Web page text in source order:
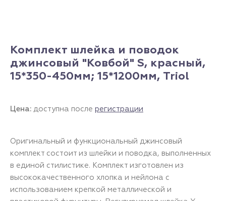
Комплект шлейка и поводок
джинсовый "Ковбой" S, красный,
15*350-450мм; 15*1200мм, Triol
Цена: доступна после регистрации
Оригинальный и функциональный джинсовый
комплект состоит из шлейки и поводка, выполненных
в единой стилистике. Комплект изготовлен из
высококачественного хлопка и нейлона с
использованием крепкой металлической и